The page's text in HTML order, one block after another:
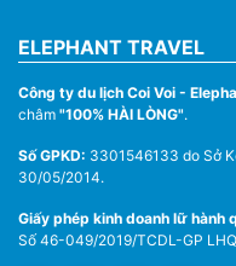
ELEPHANT TRAVEL
Công ty du lịch Coi Voi -
châm "100% HÀI LÒNG".
Số GPKD: 3301546133 do Sở
30/05/2014.
Giấy phép kinh doanh lữ hành
Số 46-049/2019/TCDL-GP